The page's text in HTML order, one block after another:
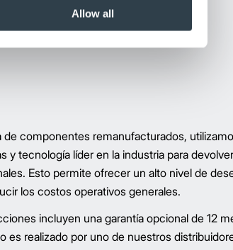
Allow all
de componentes remanufacturados,
y tecnología líder en la industria para
Esto permite ofrecer un alto nivel de
los costos operativos generales.
incluyen una garantía opcional de 12
es realizado por uno de nuestros